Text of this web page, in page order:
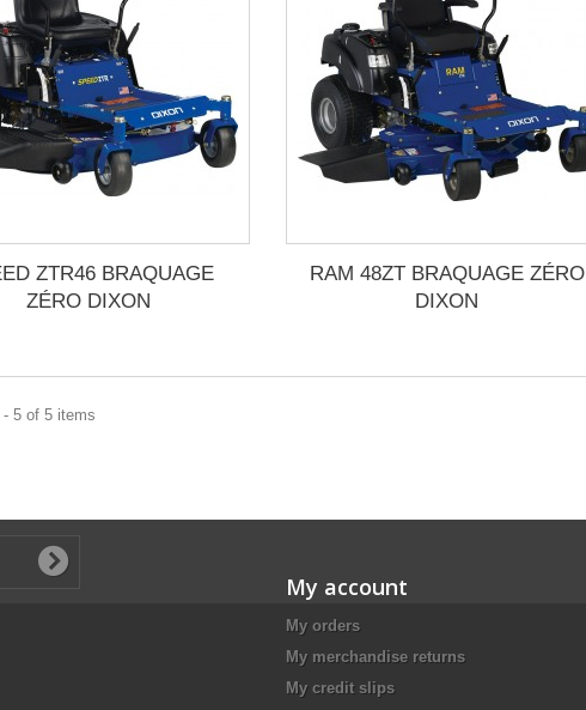
ZTR46 BRAQUAGE
ZÉRO DIXON
RAM 48ZT BRAQUAGE ZÉRO
DIXON
5 of 5 items
My account
My orders
My merchandise returns
My credit slips